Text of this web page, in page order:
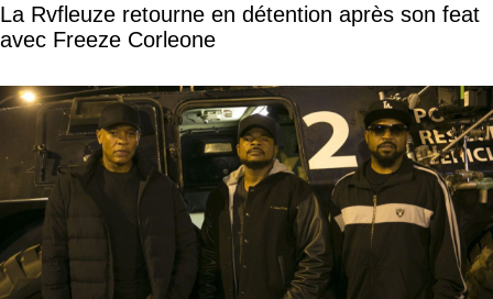
La Rvfleuze retourne en détention après son feat
avec Freeze Corleone